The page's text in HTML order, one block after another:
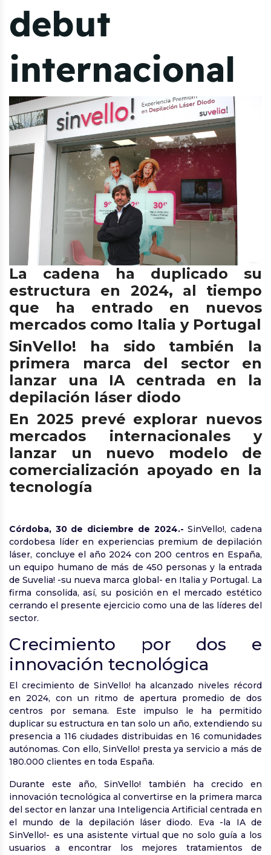
debut
internacional
La cadena ha duplicado su
estructura en 2024, al tiempo
que ha entrado en nuevos
mercados como Italia y Portugal
SinVello! ha sido también la
primera marca del sector en
lanzar una IA centrada en la
depilación láser diodo
En 2025 prevé explorar nuevos
mercados internacionales y
lanzar un nuevo modelo de
comercialización apoyado en la
tecnología
Córdoba, 30 de diciembre de 2024.- SinVello!, cadena
cordobesa líder en experiencias premium de depilación
láser, concluye el año 2024 con 200 centros en España,
un equipo humano de más de 450 personas y la entrada
de Suvelia! -su nueva marca global- en Italia y Portugal. La
firma consolida, así, su posición en el mercado estético
cerrando el presente ejercicio como una de las líderes del
sector.
Crecimiento por dos e
innovación tecnológica
El crecimiento de SinVello! ha alcanzado niveles récord
en 2024, con un ritmo de apertura promedio de dos
centros por semana. Este impulso le ha permitido
duplicar su estructura en tan solo un año, extendiendo su
presencia a 116 ciudades distribuidas en 16 comunidades
autónomas. Con ello, SinVello! presta ya servicio a más de
180.000 clientes en toda España.
Durante este año, SinVello! también ha crecido en
innovación tecnológica al convertirse en la primera marca
del sector en lanzar una Inteligencia Artificial centrada en
el mundo de la depilación láser diodo. Eva -la IA de
SinVello!- es una asistente virtual que no solo guía a los
usuarios a encontrar los mejores tratamientos de